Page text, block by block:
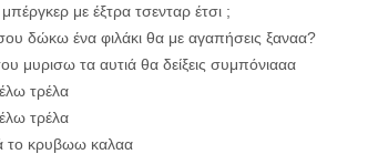
με έξτρα τσενταρ έτσι ;
δώκω ένα φιλάκι θα με αγαπήσεις ξαναα?
μυρισω τα αυτιά θα δείξεις συμπόνιααα
τρέλα
τρέλα
το κρυβωω καλαα